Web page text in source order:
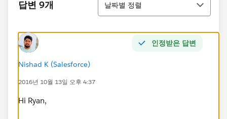
답변 9개 날짜별 정렬
인정받은 답변
Nishad K (Salesforce)
2016년 10월 13일 오후 4:37
Hi Ryan,